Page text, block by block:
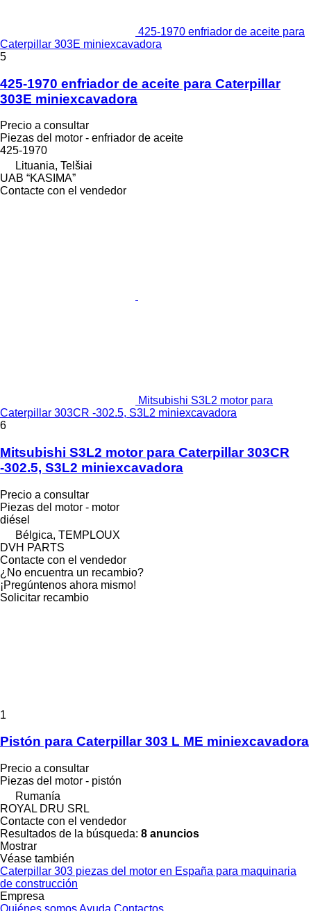
425-1970 enfriador de aceite para
Caterpillar 303E miniexcavadora
5
425-1970 enfriador de aceite para Caterpillar
303E miniexcavadora
Precio a consultar
Piezas del motor - enfriador de aceite
425-1970
Lituania, Telšiai
UAB “KASIMA”
Contacte con el vendedor
Mitsubishi S3L2 motor para
Caterpillar 303CR -302.5, S3L2 miniexcavadora
6
Mitsubishi S3L2 motor para Caterpillar 303CR
-302.5, S3L2 miniexcavadora
Precio a consultar
Piezas del motor - motor
diésel
Bélgica, TEMPLOUX
DVH PARTS
Contacte con el vendedor
¿No encuentra un recambio?
¡Pregúntenos ahora mismo!
Solicitar recambio
1
Pistón para Caterpillar 303 L ME miniexcavadora
Precio a consultar
Piezas del motor - pistón
Rumanía
ROYAL DRU SRL
Contacte con el vendedor
Resultados de la búsqueda: 8 anuncios
Mostrar
Véase también
Caterpillar 303 piezas del motor en España para maquinaria
de construcción
Empresa